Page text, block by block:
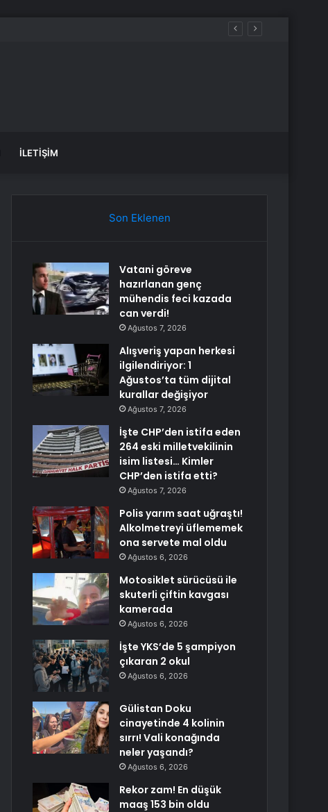
İLETIŞIM
Son Eklenen
Vatani göreve
hazırlanan genç
mühendis feci kazada
can verdi!
Ağustos 7, 2026
Alışveriş yapan herkesi
ilgilendiriyor: 1
Ağustos’ta tüm dijital
kurallar değişiyor
Ağustos 7, 2026
İşte CHP’den istifa eden
264 eski milletvekilinin
isim listesi… Kimler
CHP’den istifa etti?
Ağustos 7, 2026
Polis yarım saat uğraştı!
Alkolmetreyi üflememek
ona servete mal oldu
Ağustos 6, 2026
Motosiklet sürücüsü ile
skuterli çiftin kavgası
kamerada
Ağustos 6, 2026
İşte YKS’de 5 şampiyon
çıkaran 2 okul
Ağustos 6, 2026
Gülistan Doku
cinayetinde 4 kolinin
sırrı! Vali konağında
neler yaşandı?
Ağustos 6, 2026
Rekor zam! En düşük
maaş 153 bin oldu